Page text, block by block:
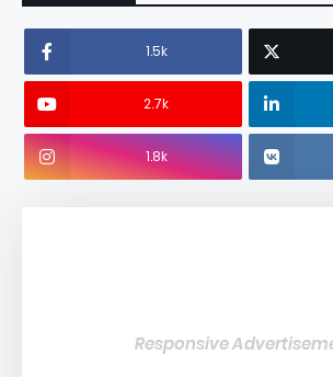
1.5k
2.7k
1.8k
Responsive